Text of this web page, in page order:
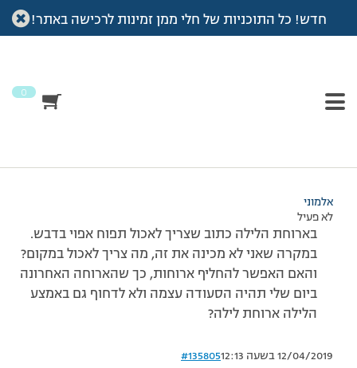
חדש! כל התוכניות של חלי ממן זמינות לרכישה באתר!
0
עמוד הבית >דיונים>פורום >שאלה על תפריט לערב ר"ה
מוצגות 3 תגובות – 1 עד 3 (מתוך 3 סה״כ)
אלמוני
לא פעיל
בארוחת הלילה כתוב שצריך לאכול תפוח אפוי בדבש.
במקרה שאני לא מכינה את זה, מה צריך לאכול במקום?
והאם האפשר להחליף ארוחות, כך שהארוחה האחרונה
ביום שלי תהיה הסעודה עצמה ולא לדחוף גם באמצע
הלילה ארוחת לילה?
12/04/2019 בשעה 12:13 #135805